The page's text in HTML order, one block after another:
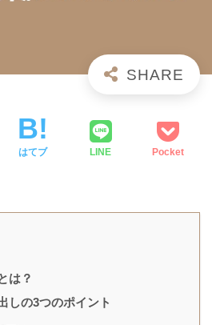
はてブ LINE Pocket
は？
しの3つのポイント